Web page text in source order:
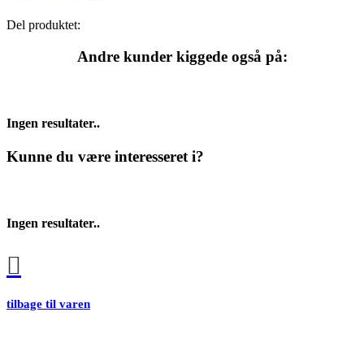
Del produktet:
Andre kunder kiggede også på:
Ingen resultater..
Kunne du være interesseret i?
Ingen resultater..
tilbage til varen